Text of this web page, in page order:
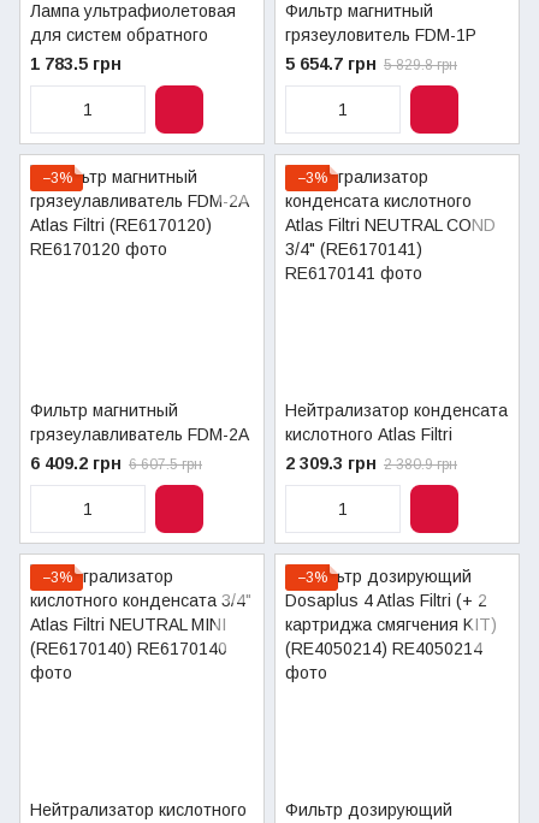
Лампа ультрафиолетовая
для систем обратного
осмоса Atlas Filtri
(RE7402022)
1 783.5 грн
Фильтр магнитный
грязеуловитель FDM-1P
Atlas Filtri 3/4" (RE6170110)
5 654.7 грн 5 829.8 грн
−3%
Фильтр магнитный
грязеулавливатель FDM-2A
Atlas Filtri (RE6170120)
6 409.2 грн 6 607.5 грн
−3%
Нейтрализатор конденсата
кислотного Atlas Filtri
NEUTRAL COND 3/4"
(RE6170141)
2 309.3 грн 2 380.9 грн
−3%
Нейтрализатор кислотного
−3%
Фильтр дозирующий